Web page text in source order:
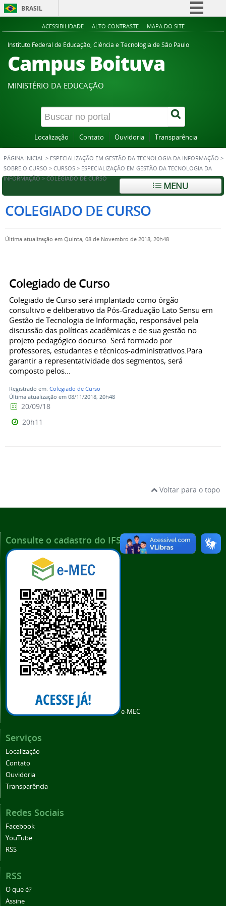
BRASIL
Simplifique!
Comunica BR
Acesso à informação
Canais
ACESSIBILIDADE ALTO CONTRASTE MAPA DO SITE
Instituto Federal de Educação, Ciência e Tecnologia de São Paulo
Campus Boituva
MINISTÉRIO DA EDUCAÇÃO
Localização Contato Ouvidoria Transparência
PÁGINA INICIAL > ESPECIALIZAÇÃO EM GESTÃO DA TECNOLOGIA DA INFORMAÇÃO >
SOBRE O CURSO > CURSOS > ESPECIALIZAÇÃO EM GESTÃO DA TECNOLOGIA DA
INFORMAÇÃO > COLEGIADO DE CURSO
MENU
COLEGIADO DE CURSO
Última atualização em Quinta, 08 de Novembro de 2018, 20h48
Colegiado de Curso
Colegiado de Curso será implantado como órgão
consultivo e deliberativo da Pós-Graduação Lato Sensu em
Gestão de Tecnologia de Informação, responsável pela
discussão das políticas acadêmicas e de sua gestão no
projeto pedagógico docurso. Será formado por
professores, estudantes e técnicos-administrativos.Para
garantir a representatividade dos segmentos, será
composto pelos...
Registrado em: Colegiado de Curso
Última atualização em 08/11/2018, 20h48
20/09/18
20h11
Voltar para o topo
Consulte o cadastro do IFSP no e-MEC
e-MEC
Serviços
Localização
Contato
Ouvidoria
Transparência
Redes Sociais
Facebook
YouTube
RSS
RSS
O que é?
Assine